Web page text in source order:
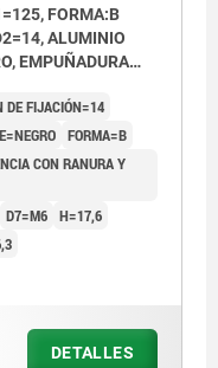
FORMA:B
ALUMINIO
EMPUÑADURA
DE FIJACIÓN=14
FORMA=B
CON RANURA Y
D7=M6 H=17,6
DETALLES